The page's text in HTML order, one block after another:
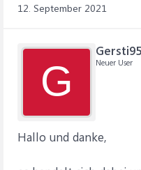
12. September 2021
G
Gersti95
Neuer User
Hallo und danke,